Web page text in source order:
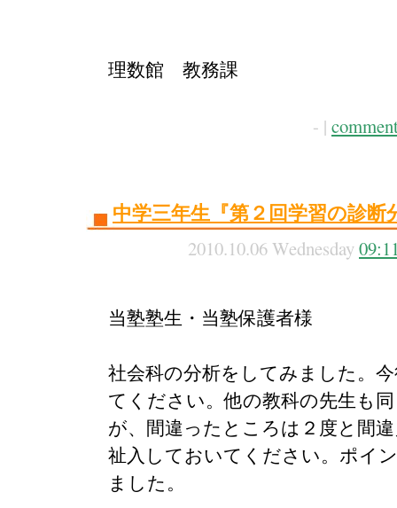
理数館 教務課
- |
中学三年生『第２回学習の診断
2010.10.06 Wednesday
当塾塾生・当塾保護者様
社会科の分析をしてみました。
てください。他の教科の先生も
が、間違ったところは２度と間
祉入しておいてください。ポイ
ました。